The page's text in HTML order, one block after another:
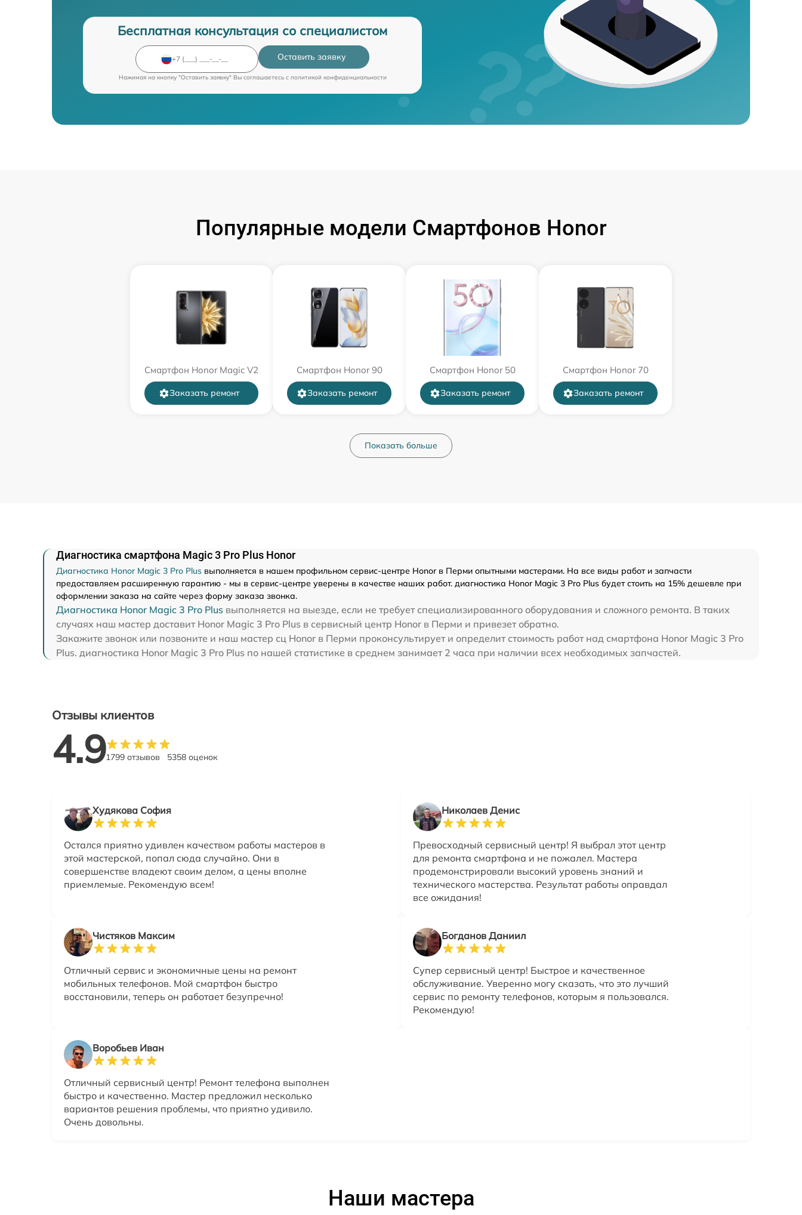
Бесплатная консультация со специалистом
Оставить заявку
Нажимая на кнопку "Оставить заявку" Вы соглашаетесь c политикой конфиденциальности
Популярные модели Смартфонов Honor
Смартфон Honor Magic V2
Заказать ремонт
Смартфон Honor 90
Заказать ремонт
Смартфон Honor 50
Заказать ремонт
Смартфон Honor 70
Заказать ремонт
Показать больше
Диагностика смартфона Magic 3 Pro Plus Honor
Диагностика Honor Magic 3 Pro Plus выполняется в нашем профильном сервис-центре Honor в Перми опытными мастерами. На все виды работ и запчасти
предоставляем расширенную гарантию - мы в сервис-центре уверены в качестве наших работ. диагностика Honor Magic 3 Pro Plus будет стоить на 15% дешевле при
оформлении заказа на сайте через форму заказа звонка.
Диагностика Honor Magic 3 Pro Plus выполняется на выезде, если не требует специализированного оборудования и сложного ремонта. В таких
случаях наш мастер доставит Honor Magic 3 Pro Plus в сервисный центр Honor в Перми и привезет обратно.
Закажите звонок или позвоните и наш мастер сц Honor в Перми проконсультирует и определит стоимость работ над смартфона Honor Magic 3 Pro
Plus. диагностика Honor Magic 3 Pro Plus по нашей статистике в среднем занимает 2 часа при наличии всех необходимых запчастей.
Отзывы клиентов
4.91799 отзывов 5358 оценок
Худякова София
Остался приятно удивлен качеством работы мастеров в
этой мастерской, попал сюда случайно. Они в
совершенстве владеют своим делом, а цены вполне
приемлемые. Рекомендую всем!
Николаев Денис
Превосходный сервисный центр! Я выбрал этот центр
для ремонта смартфона и не пожалел. Мастера
продемонстрировали высокий уровень знаний и
технического мастерства. Результат работы оправдал
все ожидания!
Чистяков Максим
Отличный сервис и экономичные цены на ремонт
мобильных телефонов. Мой смартфон быстро
восстановили, теперь он работает безупречно!
Богданов Даниил
Супер сервисный центр! Быстрое и качественное
обслуживание. Уверенно могу сказать, что это лучший
сервис по ремонту телефонов, которым я пользовался.
Рекомендую!
Воробьев Иван
Отличный сервисный центр! Ремонт телефона выполнен
быстро и качественно. Мастер предложил несколько
вариантов решения проблемы, что приятно удивило.
Очень довольны.
Наши мастера